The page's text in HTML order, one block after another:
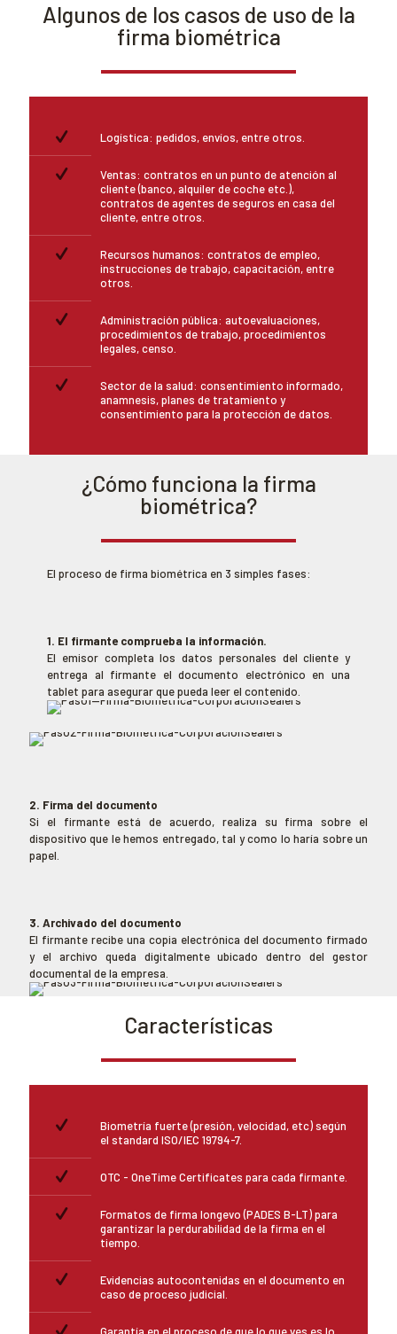
Algunos de los casos de uso de la
firma biométrica
Logística: pedidos, envíos, entre otros.
Ventas: contratos en un punto de atención al
cliente (banco, alquiler de coche etc.),
contratos de agentes de seguros en casa del
cliente, entre otros.
Recursos humanos: contratos de empleo,
instrucciones de trabajo, capacitación, entre
otros.
Administración pública: autoevaluaciones,
procedimientos de trabajo, procedimientos
legales, censo.
Sector de la salud: consentimiento informado,
anamnesis, planes de tratamiento y
consentimiento para la protección de datos.
¿Cómo funciona la firma
biométrica?
El proceso de firma biométrica en 3 simples fases:
1. El firmante comprueba la información.
El emisor completa los datos personales del cliente y
entrega al firmante el documento electrónico en una
tablet para asegurar que pueda leer el contenido.
2. Firma del documento
Si el firmante está de acuerdo, realiza su firma sobre el
dispositivo que le hemos entregado, tal y como lo haría sobre un
papel.
3. Archivado del documento
El firmante recibe una copia electrónica del documento firmado
y el archivo queda digitalmente ubicado dentro del gestor
documental de la empresa.
Características
Biometría fuerte (presión, velocidad, etc) según
el standard ISO/IEC 19794-7.
OTC - OneTime Certificates para cada firmante.
Formatos de firma longevo (PADES B-LT) para
garantizar la perdurabilidad de la firma en el
tiempo.
Evidencias autocontenidas en el documento en
caso de proceso judicial.